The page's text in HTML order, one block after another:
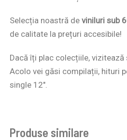
Selecția noastră de viniluri sub
de calitate la prețuri accesibile!
Dacă îți plac colecțiile, vizitează
Acolo vei găsi compilații, hituri
single 12″.
Produse similare